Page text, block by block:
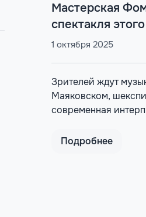
Мастерская
спектакля
1 октября 2025
Зрителей ждут
Маяковском,
современная
Подробнее